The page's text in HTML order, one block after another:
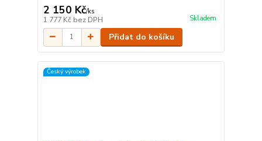
2 150 Kč/ks
1 777 Kč bez DPH Skladem
Přidat do košíku
Český výrobek